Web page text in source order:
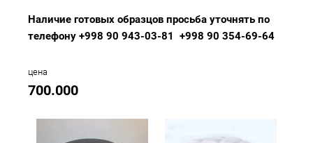
Наличие готовых образцов просьба уточнять по
телефону +998 90 943-03-81 +998 90 354-69-64
цена
700.000